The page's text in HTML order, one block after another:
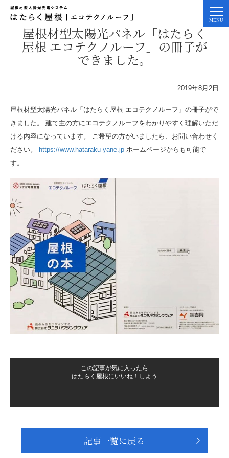
屋根材型太陽光パネル「はたらく
屋根 エコテクノルーフ」の冊子が
できました。
2019年8月2日
屋根材型太陽光パネル「はたらく屋根 エコテクノルーフ」の冊子がで
きました。 建て主の方にエコテクノルーフをわかりやすく理解いただ
ける内容になっています。 ご希望の方がいましたら、お問い合わせく
ださい。
https://www.hataraku-yane.jp ホームページからも可能で
す。
この記事が気に入ったら
はたらく屋根にいいね！しよう
記事一覧に戻る